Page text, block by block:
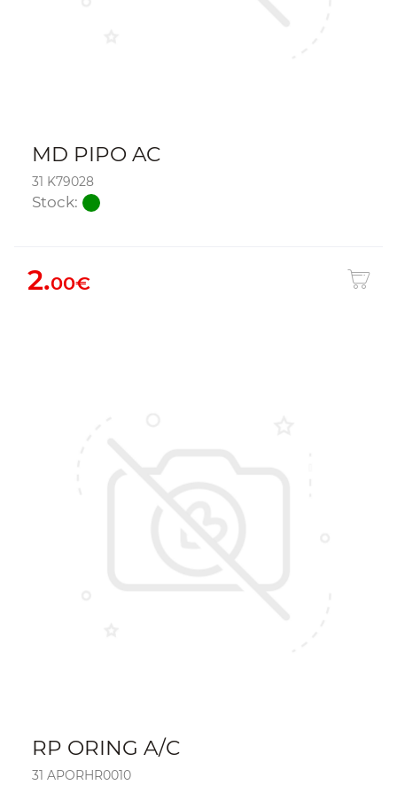
MD PIPO AC
31 K79028
Stock:
2.00€
RP ORING A/C
31 APORHR0010